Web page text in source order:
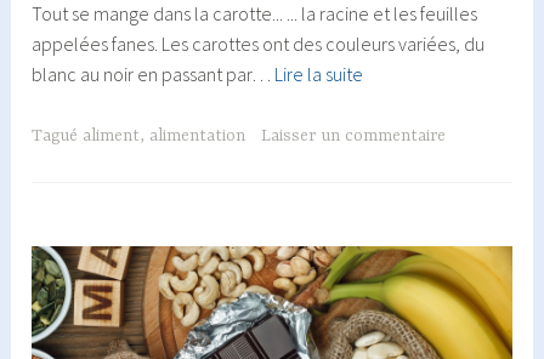
Tout se mange dans la carotte... ... la racine et les feuilles
appelées fanes. Les carottes ont des couleurs variées, du
blanc au noir en passant par… Lire la suite
:
de
recettes
Tagué aliment, alimentation Laisser un commentaire